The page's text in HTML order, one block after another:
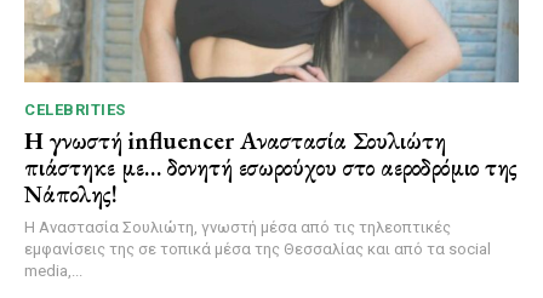
CELEBRITIES
Η γνωστή influencer Αναστασία Σουλιώτη
πιάστηκε με… δονητή εσωρούχου στο αεροδρόμιο της
Νάπολης!
Η Αναστασία Σουλιώτη, γνωστή μέσα από τις τηλεοπτικές
εμφανίσεις της σε τοπικά μέσα της Θεσσαλίας και από τα social
media,...